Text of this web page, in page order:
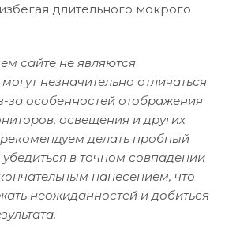
длительного мокрого
сайте не являются
незначительно отличаться
за особенностей отображения
освещения и других
делать пробный
в точном совпадении
нанесением, что
неожиданностей и добиться